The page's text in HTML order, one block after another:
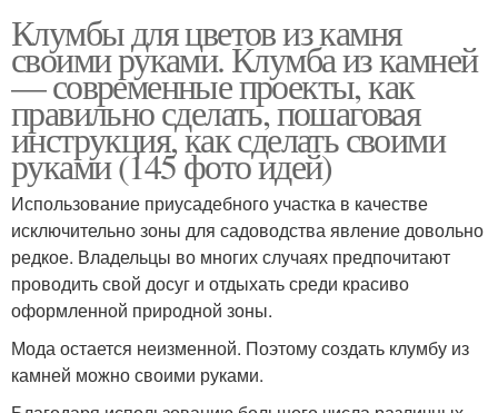
Клумбы для цветов из камня
своими руками. Клумба из камней
— современные проекты, как
правильно сделать, пошаговая
инструкция, как сделать своими
руками (145 фото идей)
Использование приусадебного участка в качестве
исключительно зоны для садоводства явление довольно
редкое. Владельцы во многих случаях предпочитают
проводить свой досуг и отдыхать среди красиво
оформленной природной зоны.
Мода остается неизменной. Поэтому создать клумбу из
камней можно своими руками.